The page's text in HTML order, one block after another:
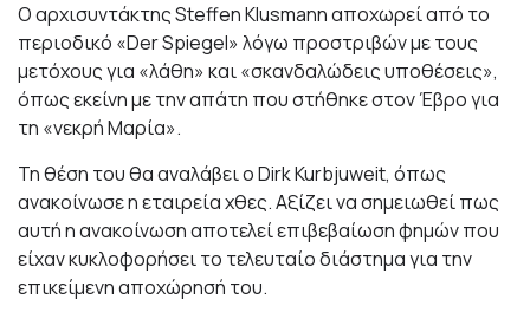
Ο αρχισυντάκτης Steffen Klusmann αποχωρεί από το
περιοδικό «DerSpiegel» λόγω προστριβών με τους
μετόχους για «λάθη» και «σκανδαλώδεις υποθέσεις»,
όπως εκείνη με την απάτη που στήθηκε στον Έβρο για
τη «νεκρή Μαρία».
Τη θέση του θα αναλάβει ο Dirk Kurbjuweit, όπως
ανακοίνωσε η εταιρεία χθες. Αξίζει να σημειωθεί πως
αυτή η ανακοίνωση αποτελεί επιβεβαίωση φημών που
είχαν κυκλοφορήσει το τελευταίο διάστημα για την
επικείμενη αποχώρησή του.